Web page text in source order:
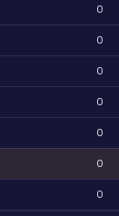
0
0
0
0
0
0
0